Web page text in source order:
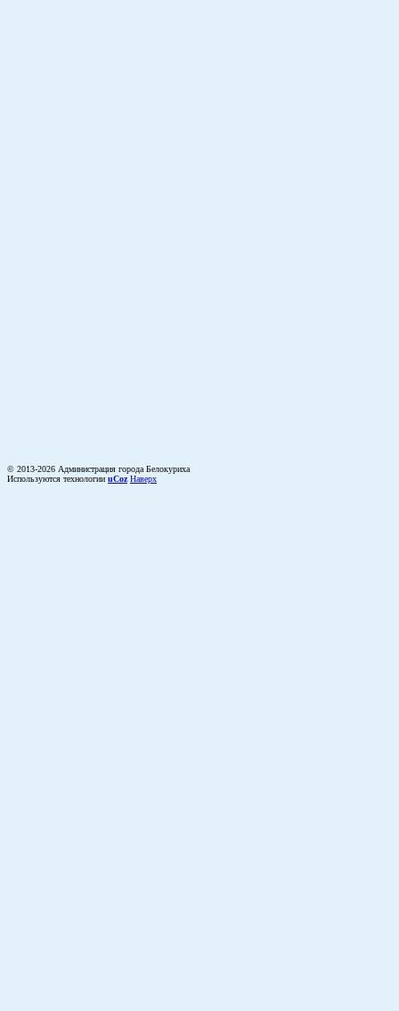
© 2013-2026 Администрация города Белокуриха
Используются технологии uCoz Наверх